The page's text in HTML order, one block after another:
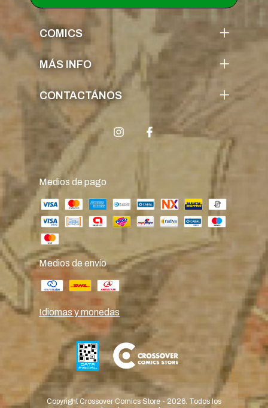
COMICS
MÁS INFO
CONTACTÁNOS
Medios de pago
Medios de envío
Idiomas y monedas
Copyright Crossover Comics Store - 2026. Todos los